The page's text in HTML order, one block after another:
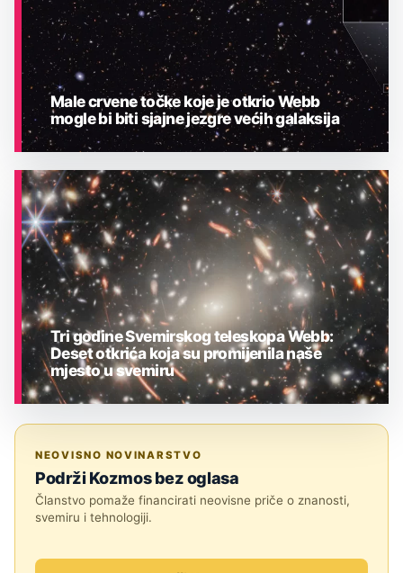
ASTRONOMIJA
Male crvene točke koje je otkrio Webb
mogle bi biti sjajne jezgre većih galaksija
Tri godine Svemirskog teleskopa Webb:
Deset otkrića koja su promijenila naše
mjesto u svemiru
NEOVISNO NOVINARSTVO
Podrži Kozmos bez oglasa
Članstvo pomaže financirati neovisne priče o znanosti,
svemiru i tehnologiji.